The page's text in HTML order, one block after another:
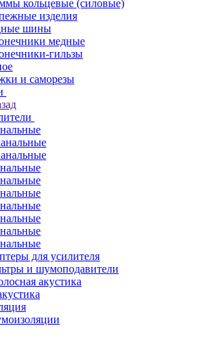
кольцевые (силовые)
изделия
шины
медные
гильзы
и саморезы
для усилителя
и шумоподавители
акустика